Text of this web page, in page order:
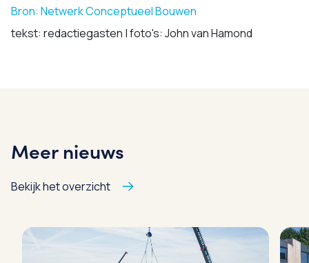
Bron: Netwerk Conceptueel Bouwen
tekst: redactiegasten | foto's: John van Hamond
Meer nieuws
Bekijk het overzicht